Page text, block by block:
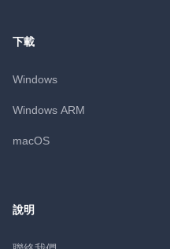
下載
Windows
Windows ARM
macOS
說明